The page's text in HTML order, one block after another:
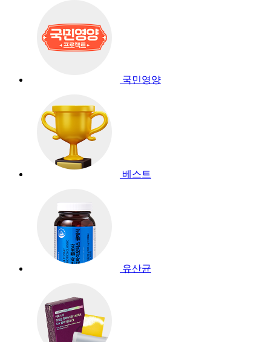
국민영양
베스트
유산균